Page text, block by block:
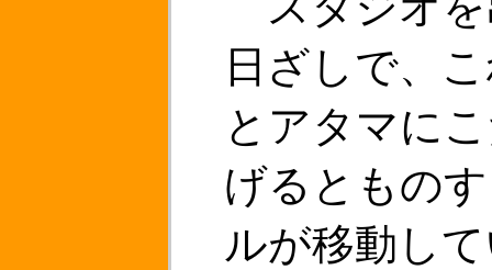
日ざしで、
とアタマに
げるともの
ルが移動し